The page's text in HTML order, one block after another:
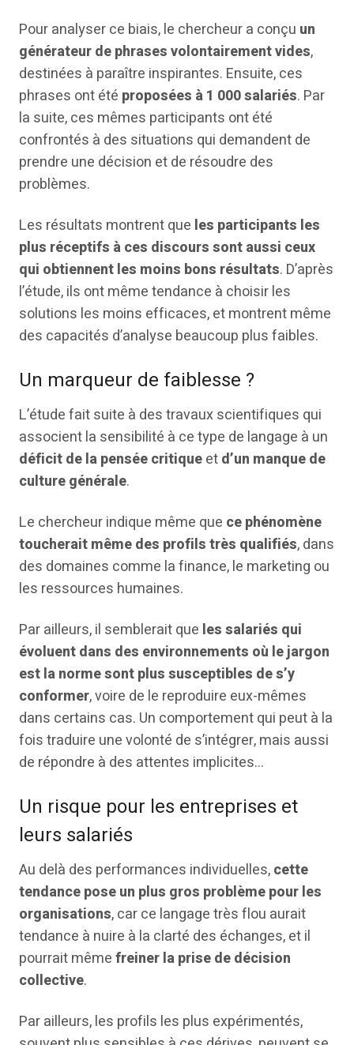
Pour analyser ce biais, le chercheur a conçu un
générateur de phrases volontairement vides,
destinées à paraître inspirantes. Ensuite, ces
phrases ont été proposées à 1 000 salariés. Par
la suite, ces mêmes participants ont été
confrontés à des situations qui demandent de
prendre une décision et de résoudre des
problèmes.
Les résultats montrent que les participants les
plus réceptifs à ces discours sont aussi ceux
qui obtiennent les moins bons résultats. D’après
l’étude, ils ont même tendance à choisir les
solutions les moins efficaces, et montrent même
des capacités d’analyse beaucoup plus faibles.
Un marqueur de faiblesse ?
L’étude fait suite à des travaux scientifiques qui
associent la sensibilité à ce type de langage à un
déficit de la pensée critiqueetd’un manque de
culture générale.
Le chercheur indique même que ce phénomène
toucherait même des profils très qualifiés, dans
des domaines comme la finance, le marketing ou
les ressources humaines.
Par ailleurs, il semblerait que les salariés qui
évoluent dans des environnements où le jargon
est la norme sont plus susceptibles de s’y
conformer, voire de le reproduire eux-mêmes
dans certains cas. Un comportement qui peut à la
fois traduire une volonté de s’intégrer, mais aussi
de répondre à des attentes implicites…
Un risque pour les entreprises et
leurs salariés
Au delà des performances individuelles,cette
tendance pose un plus gros problème pour les
organisations, car ce langage très flou aurait
tendance à nuire à la clarté des échanges, et il
pourrait mêmefreiner la prise de décision
collective.
Par ailleurs, les profils les plus expérimentés,